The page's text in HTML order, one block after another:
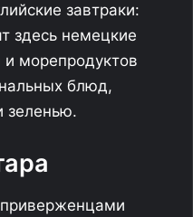
завтраки:
здесь немецкие
морепродуктов
блюд,
зеленью.